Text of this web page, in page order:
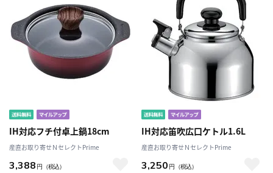
IH対応フチ付卓上鍋18cm
産直お取り寄せＮセレクトPrime
3,388 円 （税込）
IH対応笛吹広口ケトル1.6L
産直お取り寄せＮセレクトPrime
3,250 円 （税込）